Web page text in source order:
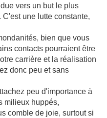
vers un but le plus
une lutte constante,
bien que vous
contacts pourraient être
carrière et la réalisation
donc peu et sans
peu d'importance à
milieux huppés,
comble de joie, surtout si